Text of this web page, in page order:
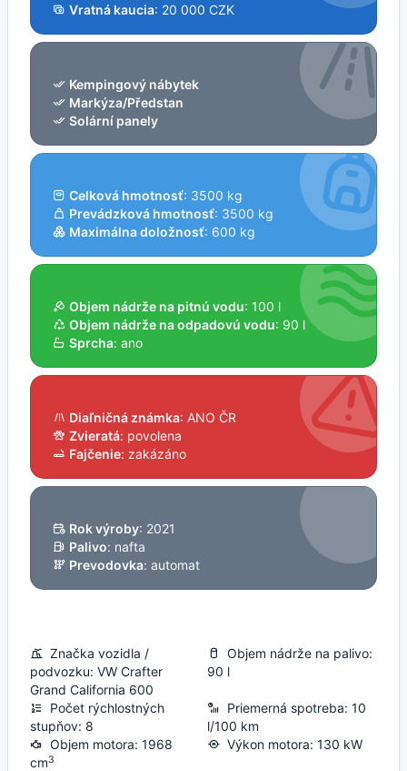
Vratná kaucia: 20 000 CZK
Kempingový nábytek
Markýza/Předstan
Solární panely
Celková hmotnosť: 3500 kg
Prevádzková hmotnosť: 3500 kg
Maximálna doložnosť: 600 kg
Objem nádrže na pitnú vodu: 100 l
Objem nádrže na odpadovú vodu: 90 l
Sprcha: ano
Diaľničná známka: ANO ČR
Zvieratá: povolena
Fajčenie: zakázáno
Rok výroby: 2021
Palivo: nafta
Prevodovka: automat
Značka vozidla /
podvozku: VW Crafter
Grand California 600
Objem nádrže na palivo:
90 l
Počet rýchlostných
stupňov: 8
Priemerná spotreba: 10
l/100 km
Objem motora: 1968
cm3
Výkon motora: 130 kW